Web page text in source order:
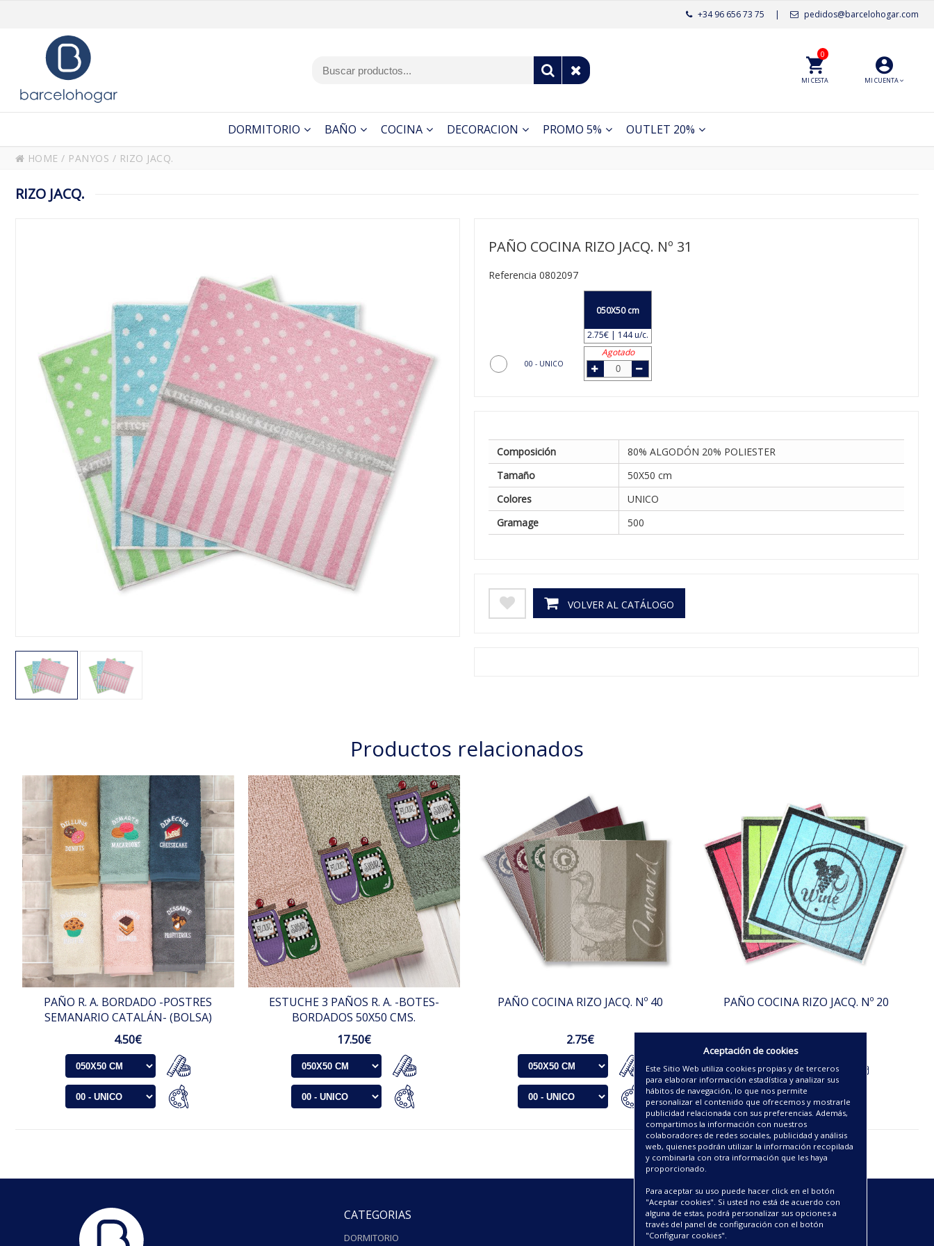
pedidos@barcelohogar.com
|
+34 96 656 73 75
MI CUENTA
MI CESTA
0
DORMITORIO BAÑO COCINA DECORACION PROMO 5% OUTLET 20%
HOME / PANYOS / RIZO JACQ.
RIZO JACQ.
PAÑO COCINA RIZO JACQ. Nº 31
Referencia 0802097
00 - UNICO
050X50 cm
2.75€ | 144 u/c.
Agotado
Composición
80% ALGODÓN 20% POLIESTER
Tamaño
50X50 cm
Colores
UNICO
Gramage
500
VOLVER AL CATÁLOGO
Productos relacionados
PAÑO R. A. BORDADO -POSTRES
SEMANARIO CATALÁN- (BOLSA)
4.50€
ESTUCHE 3 PAÑOS R. A. -BOTES-
BORDADOS 50X50 CMS.
17.50€
PAÑO COCINA RIZO JACQ. Nº 40
2.75€
PAÑO COCINA RIZO JACQ. Nº 20
CATEGORIAS
DORMITORIO
ENLACES
CATÁLOGOS PDF
Aceptación de cookies
Este Sitio Web utiliza cookies propias y de terceros
para elaborar información estadística y analizar sus
hábitos de navegación, lo que nos permite
personalizar el contenido que ofrecemos y mostrarle
publicidad relacionada con sus preferencias. Además,
compartimos la información con nuestros
colaboradores de redes sociales, publicidad y análisis
web, quienes podrán utilizar la información recopilada
y combinarla con otra información que les haya
proporcionado.
Para aceptar su uso puede hacer click en el botón
"Aceptar cookies". Si usted no está de acuerdo con
alguna de estas, podrá personalizar sus opciones a
través del panel de configuración con el botón
"Configurar cookies".